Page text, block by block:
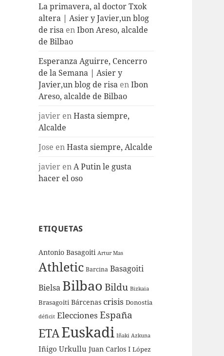
La primavera, al doctor Txok
altera | Asier y Javier,un blog
de risa enIbon Areso, alcalde
de Bilbao
Esperanza Aguirre, Cencerro
de la Semana | Asier y
Javier,un blog de risa enIbon
Areso, alcalde de Bilbao
javier enHasta siempre,
Alcalde
Jose enHasta siempre, Alcalde
javier enA Putin le gusta
hacer el oso
ETIQUETAS
Antonio Basagoiti Artur Mas
Athletic Barcina Basagoiti
Bielsa Bilbao Bildu Bizkaia
Brasagoiti Bárcenas crisis Donostia
déficit Elecciones España
ETAEuskadi Iñaki Azkuna
Iñigo Urkullu Juan Carlos I López